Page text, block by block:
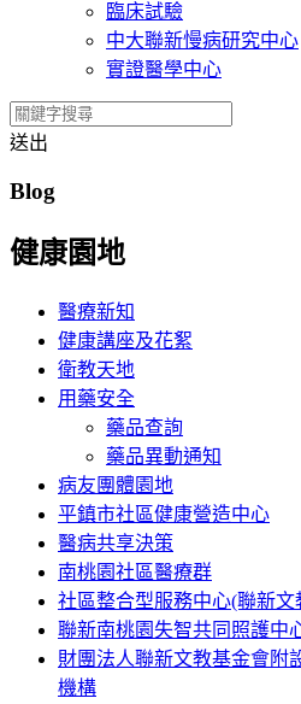
臨床試驗
中大聯新慢病研究中心
實證醫學中心
送出
Blog
健康園地
醫療新知
健康講座及花絮
衛教天地
用藥安全
藥品查詢
藥品異動通知
病友團體園地
平鎮市社區健康營造中心
醫病共享決策
南桃園社區醫療群
社區整合型服務中心(聯新
聯新南桃園失智共同照護中
財團法人聯新文教基金會附
機構